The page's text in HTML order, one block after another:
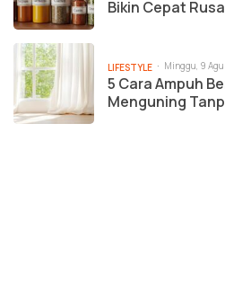
Bikin Cepat
LIFESTYLE Minggu, 9
5 Cara Ampuh
Menguning